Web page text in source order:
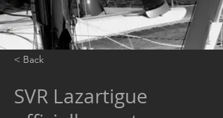
< Back
SVR Lazartigue